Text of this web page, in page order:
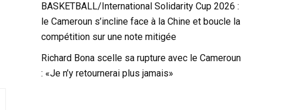
BASKETBALL/International Solidarity Cup 2026 :
le Cameroun s’incline face à la Chine et boucle la
compétition sur une note mitigée
Richard Bona scelle sa rupture avec le Cameroun
: «Je n’y retournerai plus jamais»